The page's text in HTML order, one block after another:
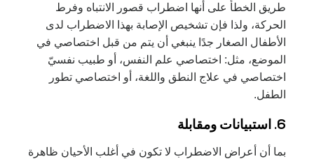
طريق الخطأ على أنها اضطراب قصور الانتباه وفرط
الحركة، ولذا فإن تشخيص الإصابة بهذا الاضطراب لدى
الأطفال الصغار جدًا ينبغي أن يتم من قبل اختصاصي في
الموضع، مثل: اختصاصي علم النفس، أو طبيب نفسيّ
اختصاصي في علاج النطق واللغة، أو اختصاصي تطور
الطفل.
6. استبيانات ومقابلة
بما أن أعراض الاضطراب لا تكون في أغلب الأحيان ظاهرة